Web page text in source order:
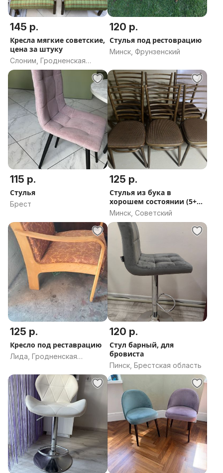
145 р.
Кресла мягкие советские,
цена за штуку
Слоним, Гродненская
область
120 р.
Стулья под рестоврацию
Минск, Фрунзенский
115 р.
Стулья
Брест
125 р.
Стулья из бука в
хорошем состоянии (5+1
шт)
Минск, Советский
125 р.
Кресло под реставрацию
Лида, Гродненская
120 р.
Стул барный, для
бровиста
Пинск, Брестская область